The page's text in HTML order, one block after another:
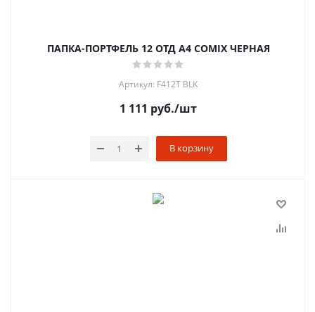
ПАПКА-ПОРТФЕЛЬ 12 ОТД A4 COMIX ЧЕРНАЯ
Артикул: F412T BLK
1 111 руб./шт
В корзину